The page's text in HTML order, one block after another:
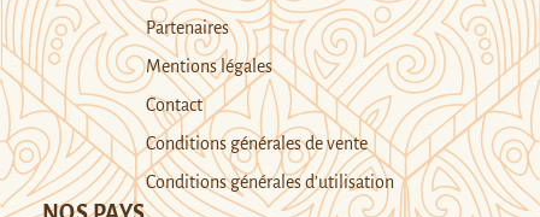
Partenaires
Mentions légales
Contact
Conditions générales de vente
Conditions générales d’utilisation